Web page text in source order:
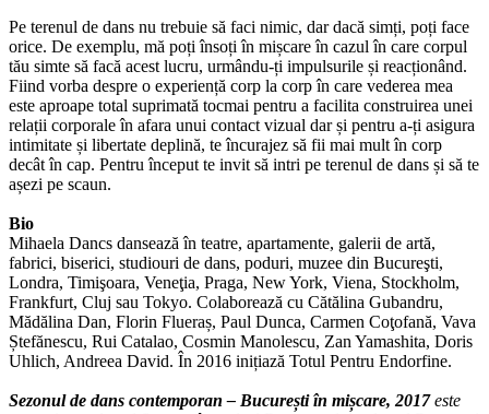
Pe terenul de dans nu trebuie să faci nimic, dar dacă simți, poți face
orice. De exemplu, mă poți însoți în mișcare în cazul în care corpul
tău simte să facă acest lucru, urmându-ți impulsurile și reacționând.
Fiind vorba despre o experiență corp la corp în care vederea mea
este aproape total suprimată tocmai pentru a facilita construirea unei
relații corporale în afara unui contact vizual dar și pentru a-ți asigura
intimitate și libertate deplină, te încurajez să fii mai mult în corp
decât în cap. Pentru început te invit să intri pe terenul de dans și să te
așezi pe scaun.
Bio
Mihaela Dancs dansează în teatre, apartamente, galerii de artă,
fabrici, biserici, studiouri de dans, poduri, muzee din Bucureşti,
Londra, Timişoara, Veneţia, Praga, New York, Viena, Stockholm,
Frankfurt, Cluj sau Tokyo. Colaborează cu Cătălina Gubandru,
Mădălina Dan, Florin Flueraș, Paul Dunca, Carmen Coţofană, Vava
Ștefănescu, Rui Catalao, Cosmin Manolescu, Zan Yamashita, Doris
Uhlich, Andreea David. În 2016 inițiază Totul Pentru Endorfine.
Sezonul de dans contemporan – București în mișcare, 2017 este